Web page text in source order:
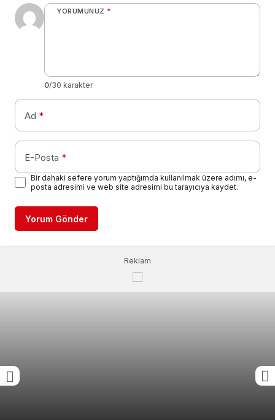
YORUMUNUZ *
0/30 karakter
Ad *
E-Posta *
Bir dahaki sefere yorum yaptığımda kullanılmak üzere adımı, e-
posta adresimi ve web site adresimi bu tarayıcıya kaydet.
Yorum Gönder
Reklam